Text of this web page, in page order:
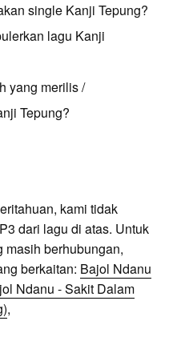
single Kanji Tepung?
lagu Kanji
yang merilis /
Tepung?
kami tidak
dari lagu di atas. Untuk
masih berhubungan,
berkaitan: Bajol Ndanu
Ndanu - Sakit Dalam
,